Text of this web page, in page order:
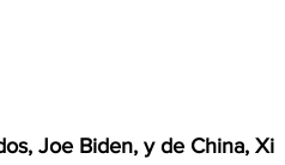
Joe Biden, y de China, Xi